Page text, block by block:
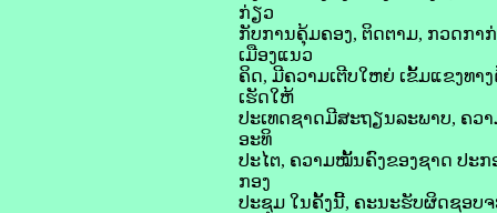
ກ່ຽວ
ກັບການຄຸ້ມຄອງ, ຕິດຕາມ, ກວດກ
ເມືອງແນວ
ຄິດ, ມີຄວາມເຕີບໃຫຍ່ ເຂັ້ມແຂງທ
ເຮັດໃຫ້
ປະເທດຊາດມີສະຖຽນລະພາບ, ຄວ
ອະທິ
ປະໄຕ, ຄວາມໝັ້ນຄົງຂອງຊາດ ປະ
ກອງ
ປະຊຸມ ໃນຄັ້ງນີ້, ຄະນະຮັບຜິດຊອບ